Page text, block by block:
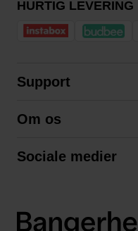
HURTIG LEVERING
Support
Betingelser
Om os
Sociale medier
LinkedIn